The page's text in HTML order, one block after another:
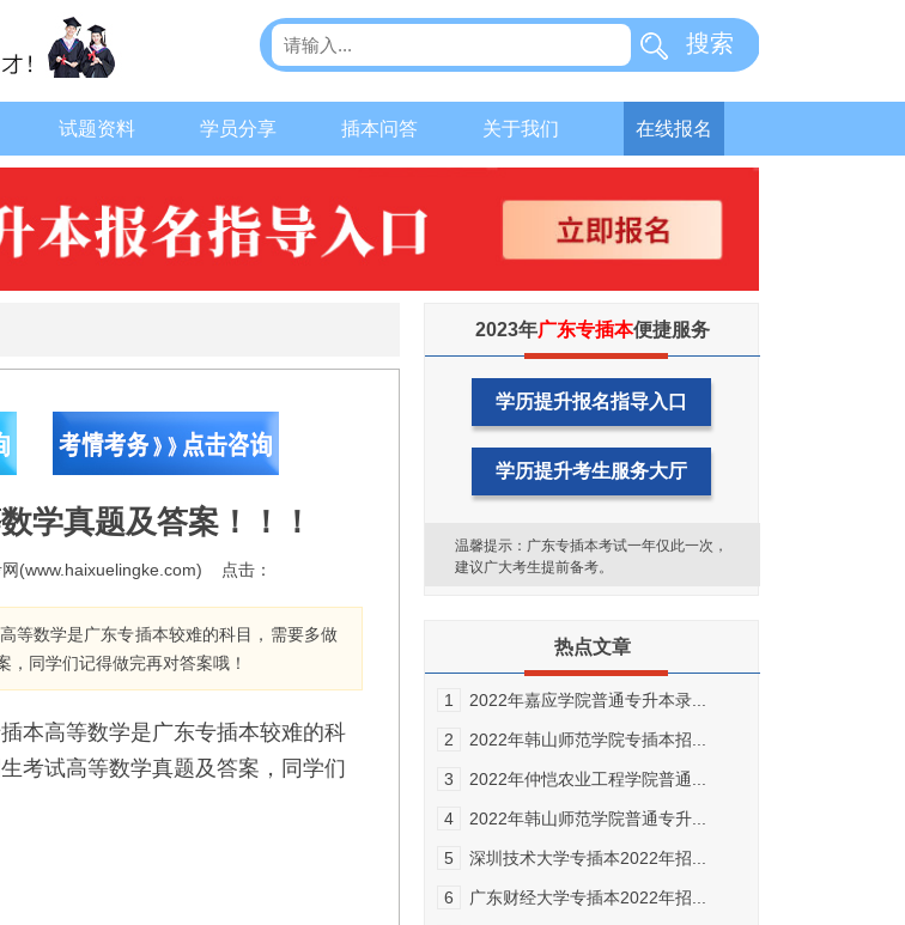
搜索
试题资料 学员分享 插本问答 关于我们 在线报名
2023年广东专插本便捷服务
学历提升报名指导入口
学历提升考生服务大厅
温馨提示：广东专插本考试一年仅此一次，
建议广大考生提前备考。
热点文章
1 2022年嘉应学院普通专升本录...
2 2022年韩山师范学院专插本招...
3 2022年仲恺农业工程学院普通...
4 2022年韩山师范学院普通专升...
5 深圳技术大学专插本2022年招...
6 广东财经大学专插本2022年招...
学真题及答案！！！
(www.haixuelingke.com) 点击：
等数学是广东专插本较难的科目，需要多做
同学们记得做完再对答案哦！
本高等数学是广东专插本较难的科
考试高等数学真题及答案，同学们